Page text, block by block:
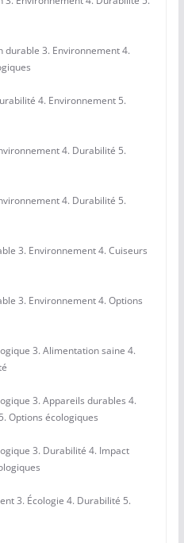
3. Environnement 4.
4. Environnement 5.
4. Durabilité 5.
4. Durabilité 5.
3. Environnement 4. Cuiseurs
3. Environnement 4. Options
3. Alimentation saine 4.
3. Appareils durables 4.
Options écologiques
3. Durabilité 4. Impact
3. Écologie 4. Durabilité 5.